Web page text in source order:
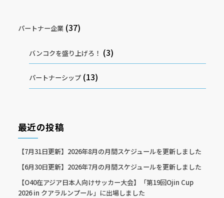
パートナー企業 (37)
バンコクを盛り上げろ！ (3)
パートナーシップ (13)
最近の投稿
【7月31日更新】2026年8月の月間スケジュールを更新しました
【6月30日更新】2026年7月の月間スケジュールを更新しました
【O40在アジア日本人向けサッカー大会】「第19回Ojin Cup
2026 in クアラルンプール」に出場しました